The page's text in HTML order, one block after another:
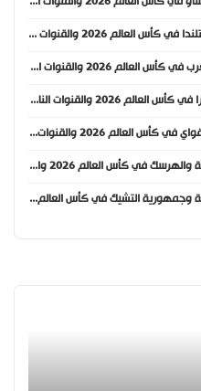
موعد مباراة هايتي واسكتلندا في كأس العالم 2026 والقنوات الناقلة
موعد مباراة البرازيل والمغرب في كأس العالم 2026 والقنوات الناقلة
موعد مباراة قطر وسويسرا في كأس العالم 2026 والقنوات الناقلة
موعد مباراة أمريكا والباراغواي في كأس العالم 2026 والقنوات الناقلة
موعد مباراة كندا والبوسنة والهرسك في كأس العالم 2026 والقنوات الناقلة
موعد مباراة كوريا الجنوبية وجمهورية التشيك في كأس العالم 2026 والقنوات الناقلة